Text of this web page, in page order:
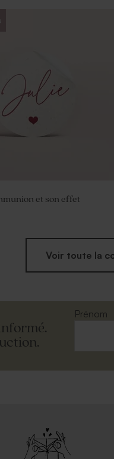
effet kraft
et son effet
Voir toute la
Prénom